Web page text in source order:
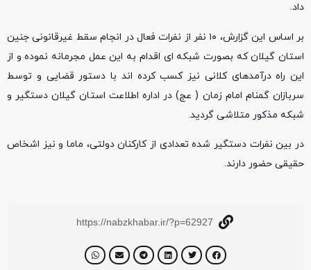
داد.
بر اساس این گزارش، ۱۰ نفر از نفرات فعال در انجام سقط غیرقانونی جنین
استان گیلان که بصورت شبکه ای اقدام به این عمل مجرمانه نموده و از
این راه درآمدهای کلانی نیز کسب کرده اند با دستور قضایی و توسط
سربازان گمنام امام زمان ( عج) در اداره اطلاعت استان گیلان دستگیر و
شبکه مذکور متلاشی گردید.
در بین نفرات دستگیر شده تعدادی از کارکنان دولتی، ماما و نیز اشخاص
حقیقی حضور دارند.
https://nabzkhabar.ir/?p=62927